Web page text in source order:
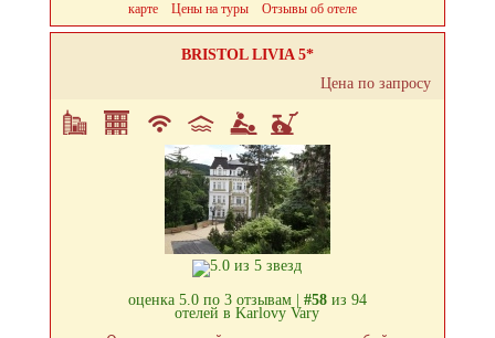
карте
Цены на туры Отзывы об отеле
BRISTOL LIVIA 5*
Цена по запросу
оценка 5.0 по 3 отзывам | #58из 94
отелей в Karlovy Vary